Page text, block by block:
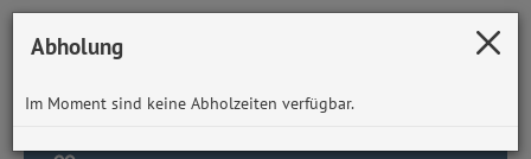
Abholung
Im Moment sind keine Abholzeiten verfügbar.